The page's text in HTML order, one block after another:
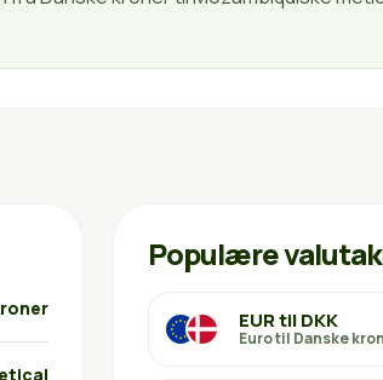
Populære
EUR til DKK
Euro til Danske